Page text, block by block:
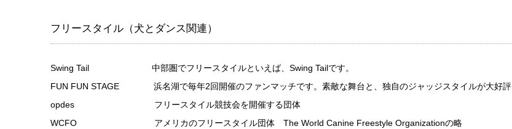
フリースタイル（犬とダンス関連）
Swing Tail 中部圏でフリースタイルといえば、Swing Tailです。
FUN FUN STAGE 浜名湖で毎年2回開催のファンマッチです。素敵な舞台と、独自のジャッジスタイルが大好評
opdes フリースタイル競技会を開催する団体
WCFO アメリカのフリースタイル団体 The World Canine Freestyle Organizationの略